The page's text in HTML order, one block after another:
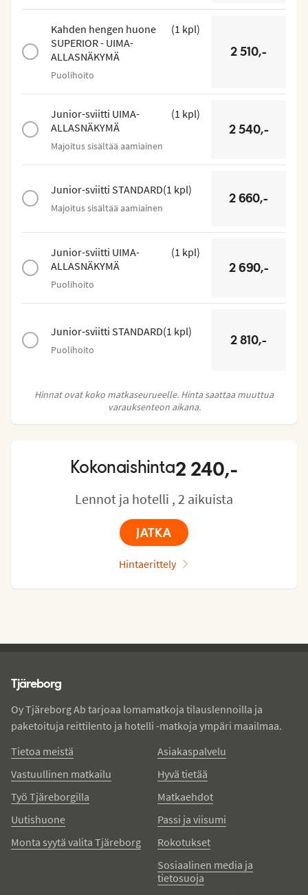
Kahden hengen huone
SUPERIOR - UIMA-
ALLASNÄKYMÄ
(1 kpl)
Puolihoito
2 510,-
Junior-sviitti UIMA-
ALLASNÄKYMÄ
(1 kpl)
Majoitus sisältää aamiainen
2 540,-
Junior-sviitti STANDARD(1 kpl)
Majoitus sisältää aamiainen
2 660,-
Junior-sviitti UIMA-
ALLASNÄKYMÄ
(1 kpl)
Puolihoito
2 690,-
Junior-sviitti STANDARD(1 kpl)
Puolihoito
2 810,-
Hinnat ovat koko matkaseurueelle. Hinta saattaa muuttua
varauksenteon aikana.
Kokonaishinta2 240,-
Lennot ja hotelli , 2 aikuista
JATKA
Hintaerittely
Tjäreborg
Oy Tjäreborg Ab tarjoaa lomamatkoja tilauslennoilla ja
paketoituja reittilento ja hotelli -matkoja ympäri maailmaa.
Tietoa meistä
Vastuullinen matkailu
Työ Tjäreborgilla
Uutishuone
Monta syytä valita Tjäreborg
Asiakaspalvelu
Hyvä tietää
Matkaehdot
Passi ja viisumi
Rokotukset
Sosiaalinen media ja
tietosuoja